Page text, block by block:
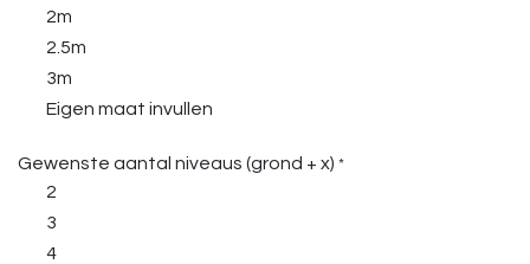
2m
2.5m
3m
Eigen maat invullen
Gewenste aantal niveaus (grond + x) *
2
3
4